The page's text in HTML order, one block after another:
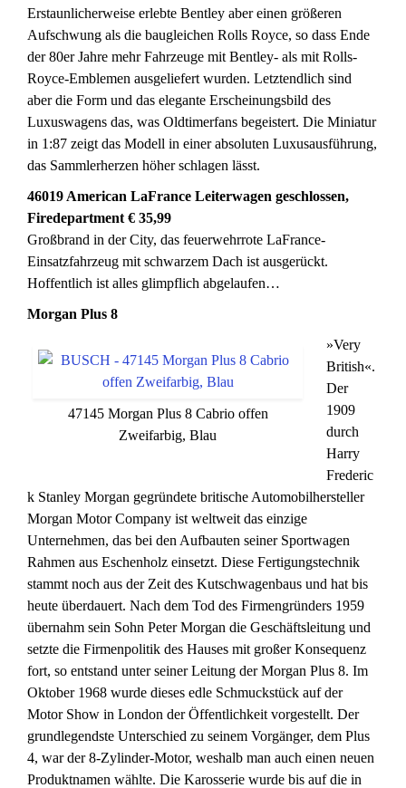
Erstaunlicherweise erlebte Bentley aber einen größeren
Aufschwung als die baugleichen Rolls Royce, so dass Ende
der 80er Jahre mehr Fahrzeuge mit Bentley- als mit Rolls-
Royce-Emblemen ausgeliefert wurden. Letztendlich sind
aber die Form und das elegante Erscheinungsbild des
Luxuswagens das, was Oldtimerfans begeistert. Die Miniatur
in 1:87 zeigt das Modell in einer absoluten Luxusausführung,
das Sammlerherzen höher schlagen lässt.
46019 American LaFrance Leiterwagen geschlossen,
Firedepartment € 35,99
Großbrand in der City, das feuerwehrrote LaFrance-
Einsatzfahrzeug mit schwarzem Dach ist ausgerückt.
Hoffentlich ist alles glimpflich abgelaufen…
Morgan Plus 8
47145 Morgan Plus 8 Cabrio offen
Zweifarbig, Blau
»Very
British«.
Der
1909
durch
Harry
Frederic
k Stanley Morgan gegründete britische Automobilhersteller
Morgan Motor Company ist weltweit das einzige
Unternehmen, das bei den Aufbauten seiner Sportwagen
Rahmen aus Eschenholz einsetzt. Diese Fertigungstechnik
stammt noch aus der Zeit des Kutschwagenbaus und hat bis
heute überdauert. Nach dem Tod des Firmengründers 1959
übernahm sein Sohn Peter Morgan die Geschäftsleitung und
setzte die Firmenpolitik des Hauses mit großer Konsequenz
fort, so entstand unter seiner Leitung der Morgan Plus 8. Im
Oktober 1968 wurde dieses edle Schmuckstück auf der
Motor Show in London der Öffentlichkeit vorgestellt. Der
grundlegendste Unterschied zu seinem Vorgänger, dem Plus
4, war der 8-Zylinder-Motor, weshalb man auch einen neuen
Produktnamen wählte. Die Karosserie wurde bis auf die in